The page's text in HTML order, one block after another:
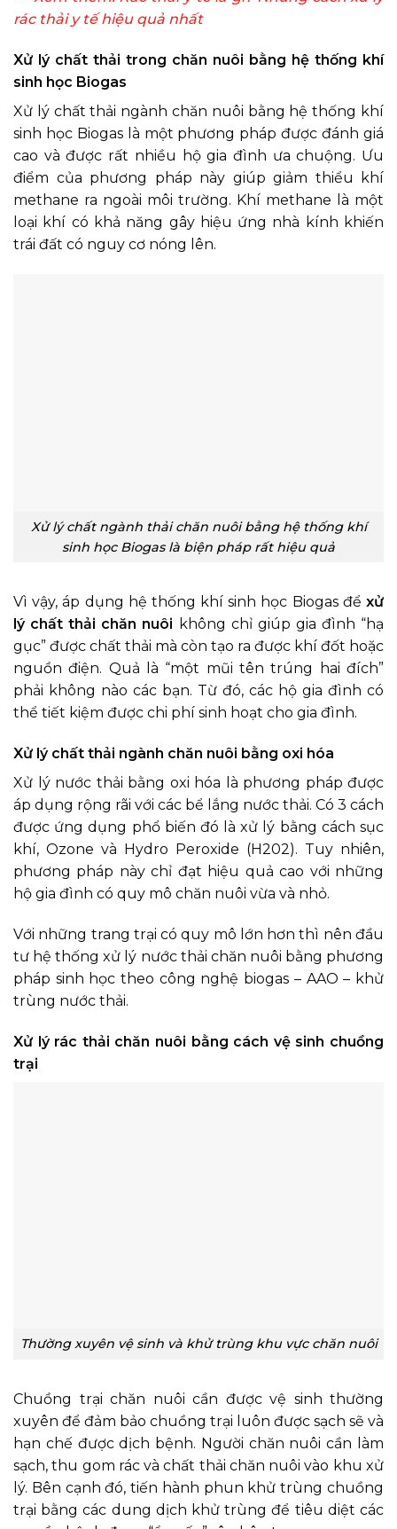
rác thải y tếhiệu quả nhất
Xử lý chất thải trong chăn nuôi bằng hệ thống khí
sinh học Biogas
Xử lý chất thải ngành chăn nuôi bằng hệ thống khí
sinh học Biogas là một phương pháp được đánh giá
cao và được rất nhiều hộ gia đình ưa chuộng. Ưu
điểm của phương pháp này giúp giảm thiểu khí
methane ra ngoài môi trường. Khí methane là một
loại khí có khả năng gây hiệu ứng nhà kính khiến
trái đất có nguy cơ nóng lên.
Xử lý chất ngành thải chăn nuôi bằng hệ thống khí
sinh học Biogas là biện pháp rất hiệu quả
Vì vậy, áp dụng hệ thống khí sinh học Biogas để xử
lý chất thải chăn nuôi không chỉ giúp gia đình “hạ
gục” được chất thải mà còn tạo ra được khí đốt hoặc
nguồn điện. Quả là “một mũi tên trúng hai đích”
phải không nào các bạn. Từ đó, các hộ gia đình có
thể tiết kiệm được chi phí sinh hoạt cho gia đình.
Xử lý chất thải ngành chăn nuôi bằng oxi hóa
Xử lý nước thải bằng oxi hóa là phương pháp được
áp dụng rộng rãi với các bể lắng nước thải. Có 3 cách
được ứng dụng phổ biến đó là xử lý bằng cách sục
khí, Ozone và Hydro Peroxide (H202). Tuy nhiên,
phương pháp này chỉ đạt hiệu quả cao với những
hộ gia đình có quy mô chăn nuôi vừa và nhỏ.
Với những trang trại có quy mô lớn hơn thì nên đầu
tư hệ thống xử lý nước thải chăn nuôi bằng phương
pháp sinh học theo công nghệ biogas – AAO – khử
trùng nước thải.
Xử lý rác thải chăn nuôi bằng cách vệ sinh chuồng
trại
Thường xuyên vệ sinh và khử trùng khu vực chăn nuôi
Chuồng trại chăn nuôi cần được vệ sinh thường
xuyên để đảm bảo chuồng trại luôn được sạch sẽ và
hạn chế được dịch bệnh. Người chăn nuôi cần làm
sạch, thu gom rác và chất thải chăn nuôi vào khu xử
lý. Bên cạnh đó, tiến hành phun khử trùng chuồng
trại bằng các dung dịch khử trùng để tiêu diệt các